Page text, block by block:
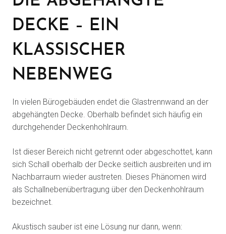
DECKE – EIN
KLASSISCHER
NEBENWEG
In vielen Bürogebäuden endet die Glastrennwand an der
abgehängten Decke. Oberhalb befindet sich häufig ein
durchgehender Deckenhohlraum.
Ist dieser Bereich nicht getrennt oder abgeschottet, kann
sich Schall oberhalb der Decke seitlich ausbreiten und im
Nachbarraum wieder austreten. Dieses Phänomen wird
als Schallnebenübertragung über den Deckenhohlraum
bezeichnet.
Akustisch sauber ist eine Lösung nur dann, wenn: